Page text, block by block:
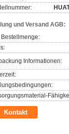
und Versand AGB:
Bestellmenge:
Informationen:
Kontakt